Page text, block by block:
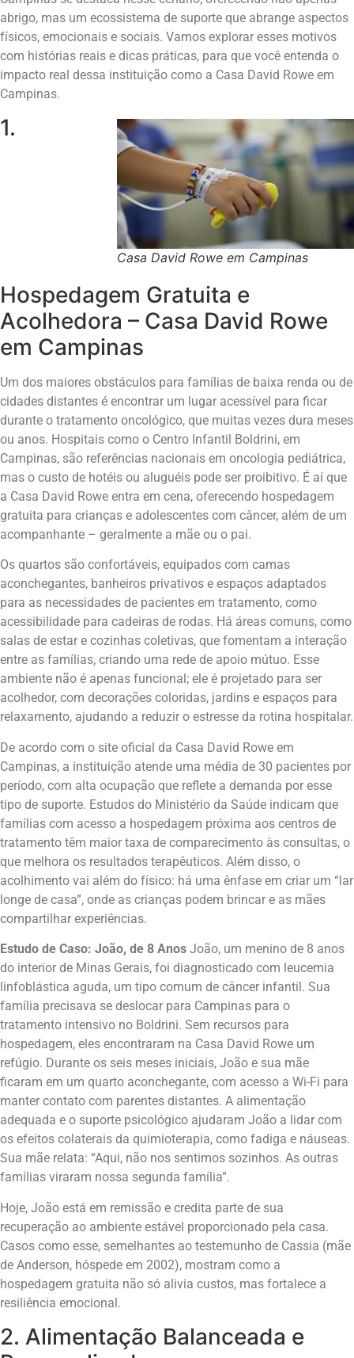
abrigo, mas um ecossistema de suporte que abrange aspectos
físicos, emocionais e sociais. Vamos explorar esses motivos
com histórias reais e dicas práticas, para que você entenda o
impacto real dessa instituição como a Casa David Rowe em
Campinas.
Casa David Rowe em Campinas
1.
Hospedagem Gratuita e
Acolhedora – Casa David Rowe
em Campinas
Um dos maiores obstáculos para famílias de baixa renda ou de
cidades distantes é encontrar um lugar acessível para ficar
durante o tratamento oncológico, que muitas vezes dura meses
ou anos. Hospitais como o Centro Infantil Boldrini, em
Campinas, são referências nacionais em oncologia pediátrica,
mas o custo de hotéis ou aluguéis pode ser proibitivo. É aí que
a Casa David Rowe entra em cena, oferecendo hospedagem
gratuita para crianças e adolescentes com câncer, além de um
acompanhante – geralmente a mãe ou o pai.
Os quartos são confortáveis, equipados com camas
aconchegantes, banheiros privativos e espaços adaptados
para as necessidades de pacientes em tratamento, como
acessibilidade para cadeiras de rodas. Há áreas comuns, como
salas de estar e cozinhas coletivas, que fomentam a interação
entre as famílias, criando uma rede de apoio mútuo. Esse
ambiente não é apenas funcional; ele é projetado para ser
acolhedor, com decorações coloridas, jardins e espaços para
relaxamento, ajudando a reduzir o estresse da rotina hospitalar.
De acordo com o site oficial da Casa David Rowe em
Campinas, a instituição atende uma média de 30 pacientes por
período, com alta ocupação que reflete a demanda por esse
tipo de suporte. Estudos do Ministério da Saúde indicam que
famílias com acesso a hospedagem próxima aos centros de
tratamento têm maior taxa de comparecimento às consultas, o
que melhora os resultados terapêuticos. Além disso, o
acolhimento vai além do físico: há uma ênfase em criar um “lar
longe de casa”, onde as crianças podem brincar e as mães
compartilhar experiências.
Estudo de Caso: João, de 8 Anos João, um menino de 8 anos
do interior de Minas Gerais, foi diagnosticado com leucemia
linfoblástica aguda, um tipo comum de câncer infantil. Sua
família precisava se deslocar para Campinas para o
tratamento intensivo no Boldrini. Sem recursos para
hospedagem, eles encontraram na Casa David Rowe um
refúgio. Durante os seis meses iniciais, João e sua mãe
ficaram em um quarto aconchegante, com acesso a Wi-Fi para
manter contato com parentes distantes. A alimentação
adequada e o suporte psicológico ajudaram João a lidar com
os efeitos colaterais da quimioterapia, como fadiga e náuseas.
Sua mãe relata: “Aqui, não nos sentimos sozinhos. As outras
famílias viraram nossa segunda família”.
Hoje, João está em remissão e credita parte de sua
recuperação ao ambiente estável proporcionado pela casa.
Casos como esse, semelhantes ao testemunho de Cassia (mãe
de Anderson, hóspede em 2002), mostram como a
hospedagem gratuita não só alivia custos, mas fortalece a
resiliência emocional.
2. Alimentação Balanceada e